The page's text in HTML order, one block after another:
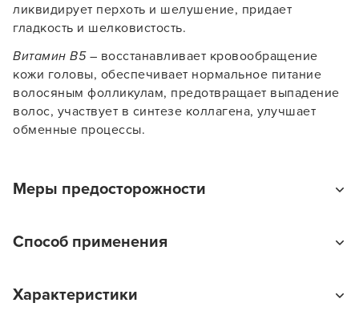
ликвидирует перхоть и шелушение, придает
гладкость и шелковистость.
Витамин В5– восстанавливает кровообращение
кожи головы, обеспечивает нормальное питание
волосяным фолликулам, предотвращает выпадение
волос, участвует в синтезе коллагена, улучшает
обменные процессы.
Меры предосторожности
Избегайте прямого попадания солнечных лучей на
обильно промойте их водой или обратитесь за
Способ применения
волос Ollin Professional с аргановым маслом Basic
Характеристики
В новом приложении RedHare Market для Android
смотреть товары и оформлять заказы — удобнее и
намного быстрее!